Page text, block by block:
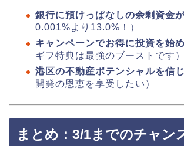
銀行に預けっぱなしの余剰資金
0.001%より13.0%！）
キャンペーンでお得に投資を始
ギフ特典は最強のブーストです）
港区の不動産ポテンシャルを信
開発の恩恵を享受したい）
まとめ：3/1までのチャン